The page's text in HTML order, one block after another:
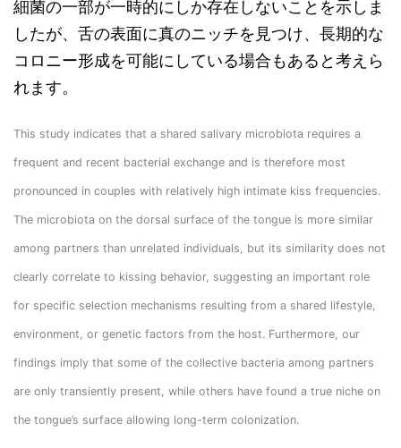
細菌の一部が一時的にしか存在しないことを示しま
したが、舌の表面に真のニッチを見つけ、長期的な
コロニー形成を可能にしている場合もあると考えら
れます。
This study indicates that a shared salivary microbiota requires a
frequent and recent bacterial exchange and is therefore most
pronounced in couples with relatively high intimate kiss frequencies.
The microbiota on the dorsal surface of the tongue is more similar
among partners than unrelated individuals, but its similarity does not
clearly correlate to kissing behavior, suggesting an important role
for specific selection mechanisms resulting from a shared lifestyle,
environment, or genetic factors from the host. Furthermore, our
findings imply that some of the collective bacteria among partners
are only transiently present, while others have found a true niche on
the tongue’s surface allowing long-term colonization.